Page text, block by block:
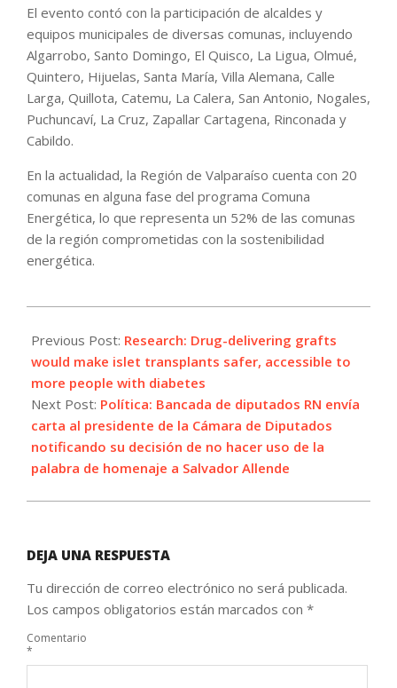
El evento contó con la participación de alcaldes y
equipos municipales de diversas comunas, incluyendo
Algarrobo, Santo Domingo, El Quisco, La Ligua, Olmué,
Quintero, Hijuelas, Santa María, Villa Alemana, Calle
Larga, Quillota, Catemu, La Calera, San Antonio, Nogales,
Puchuncaví, La Cruz, Zapallar Cartagena, Rinconada y
Cabildo.
En la actualidad, la Región de Valparaíso cuenta con 20
comunas en alguna fase del programa Comuna
Energética, lo que representa un 52% de las comunas
de la región comprometidas con la sostenibilidad
energética.
09-
11
Previous Post: Research: Drug-delivering grafts
would make islet transplants safer, accessible to
more people with diabetes
Next Post: Política: Bancada de diputados RN envía
carta al presidente de la Cámara de Diputados
notificando su decisión de no hacer uso de la
palabra de homenaje a Salvador Allende
DEJA UNA RESPUESTA
Tu dirección de correo electrónico no será publicada.
Los campos obligatorios están marcados con *
Comentario
*